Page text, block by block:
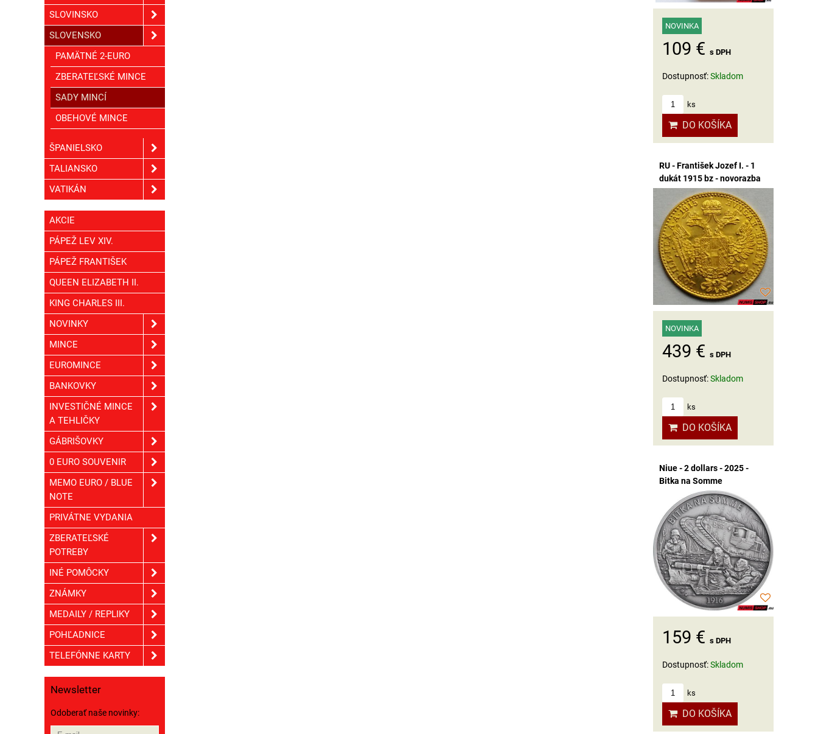
SLOVINSKO
SLOVENSKO
PAMÄTNÉ 2-EURO
ZBERATEĽSKÉ MINCE
SADY MINCÍ
OBEHOVÉ MINCE
ŠPANIELSKO
TALIANSKO
VATIKÁN
AKCIE
PÁPEŽ LEV XIV.
PÁPEŽ FRANTIŠEK
QUEEN ELIZABETH II.
KING CHARLES III.
NOVINKY
MINCE
EUROMINCE
BANKOVKY
INVESTIČNÉ MINCE
A TEHLIČKY
GÁBRIŠOVKY
0 EURO SOUVENIR
MEMO EURO / BLUE
NOTE
PRIVÁTNE VYDANIA
ZBERATEĽSKÉ
POTREBY
INÉ POMÔCKY
ZNÁMKY
MEDAILY / REPLIKY
POHĽADNICE
TELEFÓNNE KARTY
Newsletter
Odoberať naše novinky:
NOVINKA
109 € s DPH
Dostupnosť:Skladom
ks
DO KOŠÍKA
RU - František Jozef I. - 1
dukát 1915 bz - novorazba
NOVINKA
439 € s DPH
Dostupnosť:Skladom
ks
DO KOŠÍKA
Niue - 2 dollars - 2025 -
Bitka na Somme
159 € s DPH
Dostupnosť:Skladom
ks
DO KOŠÍKA